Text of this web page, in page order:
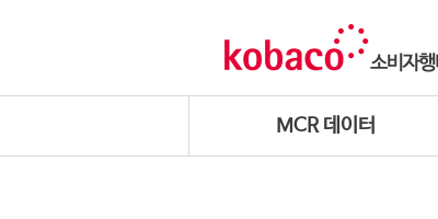
MCR 데이터